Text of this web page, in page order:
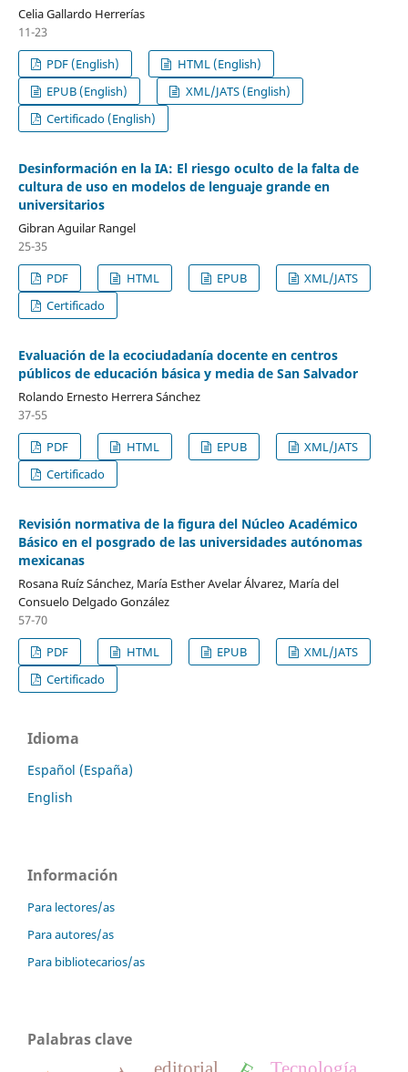
Celia Gallardo Herrerías
11-23
PDF (English)
HTML (English)
EPUB (English)
XML/JATS (English)
Certificado (English)
Desinformación en la IA: El riesgo oculto de la falta de
cultura de uso en modelos de lenguaje grande en
universitarios
Gibran Aguilar Rangel
25-35
PDF
HTML EPUB
XML/JATS
Certificado
Evaluación de la ecociudadanía docente en centros
públicos de educación básica y media de San Salvador
Rolando Ernesto Herrera Sánchez
37-55
PDF
HTML EPUB
XML/JATS
Certificado
Revisión normativa de la figura del Núcleo Académico
Básico en el posgrado de las universidades autónomas
mexicanas
Rosana Ruíz Sánchez, María Esther Avelar Álvarez, María del
Consuelo Delgado González
57-70
PDF
HTML EPUB
XML/JATS
Certificado
Idioma
Español (España)
English
Información
Para lectores/as
Para autores/as
Para bibliotecarios/as
Palabras clave